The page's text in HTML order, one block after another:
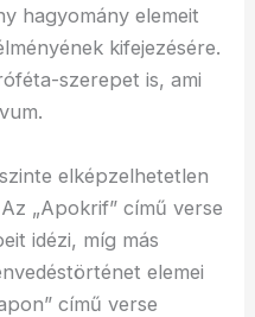
hagyomány elemeit
kifejezésére.
szerepet is, ami
elképzelhetetlen
„Apokrif” című verse
idézi, míg más
elemei
című verse